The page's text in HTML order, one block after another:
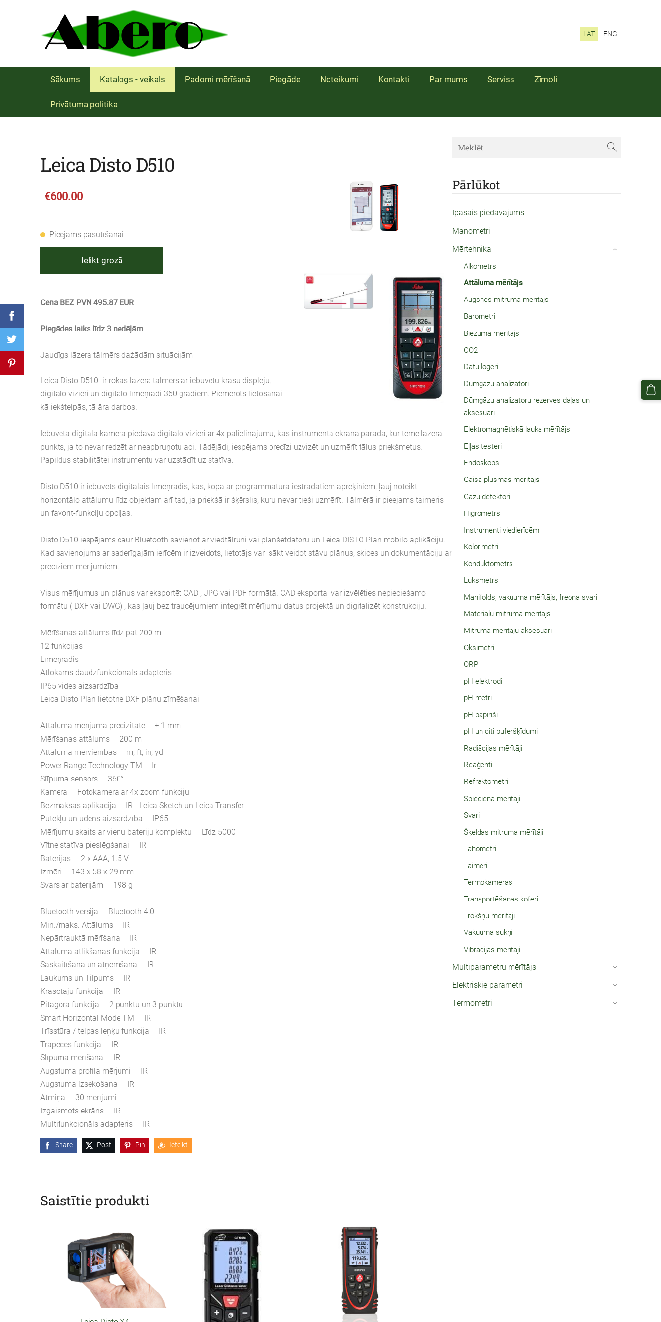
LAT ENG
Sākums Katalogs - veikals Padomi mērīšanā Piegāde Noteikumi Kontakti Par mums Serviss Zīmoli
Privātuma politika
Pārlūkot
Īpašais piedāvājums
Manometri
Mērtehnika
Alkometrs
Attāluma mērītājs
Augsnes mitruma mērītājs
Barometri
Biezuma mērītājs
CO2
Datu logeri
Dūmgāzu analizatori
Dūmgāzu analizatoru rezerves daļas un
aksesuāri
Elektromagnētiskā lauka mērītājs
Eļļas testeri
Endoskops
Gaisa plūsmas mērītājs
Gāzu detektori
Higrometrs
Instrumenti viedierīcēm
Kolorimetri
Konduktometrs
Luksmetrs
Manifolds, vakuuma mērītājs, freona svari
Materiālu mitruma mērītājs
Mitruma mērītāju aksesuāri
Oksimetri
ORP
pH elektrodi
pH metri
pH papīrīši
pH un citi buferšķīdumi
Radiācijas mērītāji
Reaģenti
Refraktometri
Spiediena mērītāji
Svari
Šķeldas mitruma mērītāji
Tahometri
Taimeri
Termokameras
Transportēšanas koferi
Trokšņu mērītāji
Vakuuma sūkņi
Vibrācijas mērītāji
›
Multiparametru mērītājs ›
Elektriskie parametri ›
Termometri ›
Leica Disto D510
€600.00
Pieejams pasūtīšanai
Ielikt grozā
Cena BEZ PVN 495.87 EUR
Piegādes laiks līdz 3 nedēļām
Jaudīgs lāzera tālmērs dažādām situācijām
Leica Disto D510 ir rokas lāzera tālmērs ar iebūvētu krāsu displeju,
digitālo vizieri un digitālo līmeņrādi 360 grādiem. Piemērots lietošanai
kā iekštelpās, tā āra darbos.
Iebūvētā digitālā kamera piedāvā digitālo vizieri ar 4x palielinājumu, kas instrumenta ekrānā parāda, kur tēmē lāzera
punkts, ja to nevar redzēt ar neapbruņotu aci. Tādējādi, iespējams precīzi uzvizēt un uzmērīt tālus priekšmetus.
Papildus stabilitātei instrumentu var uzstādīt uz statīva.
Disto D510 ir iebūvēts digitālais līmeņrādis, kas, kopā ar programmatūrā iestrādātiem aprēķiniem, ļauj noteikt
horizontālo attālumu līdz objektam arī tad, ja priekšā ir šķērslis, kuru nevar tieši uzmērīt. Tālmērā ir pieejams taimeris
un favorīt-funkciju opcijas.
Disto D510 iespējams caur Bluetooth savienot ar viedtālruni vai planšetdatoru un Leica DISTO Plan mobilo aplikāciju.
Kad savienojums ar saderīgajām ierīcēm ir izveidots, lietotājs var sākt veidot stāvu plānus, skices un dokumentāciju ar
precīziem mērījumiem.
Visus mērījumus un plānus var eksportēt CAD , JPG vai PDF formātā. CAD eksporta var izvēlēties nepieciešamo
formātu ( DXF vai DWG) , kas ļauj bez traucējumiem integrēt mērījumu datus projektā un digitalizēt konstrukciju.
Mērīšanas attālums līdz pat 200 m
12 funkcijas
Līmeņrādis
Atlokāms daudzfunkcionāls adapteris
IP65 vides aizsardzība
Leica Disto Plan lietotne DXF plānu zīmēšanai
Attāluma mērījuma precizitāte ± 1 mm
Mērīšanas attālums 200 m
Attāluma mērvienības m, ft, in, yd
Power Range Technology TM Ir
Slīpuma sensors 360°
Kamera Fotokamera ar 4x zoom funkciju
Bezmaksas aplikācija IR - Leica Sketch un Leica Transfer
Putekļu un ūdens aizsardzība IP65
Mērījumu skaits ar vienu bateriju komplektu Līdz 5000
Vītne statīva pieslēgšanai IR
Baterijas 2 x AAA, 1.5 V
Izmēri 143 x 58 x 29 mm
Svars ar baterijām 198 g
Bluetooth versija Bluetooth 4.0
Min./maks. Attālums IR
Nepārtrauktā mērīšana IR
Attāluma atlikšanas funkcija IR
Saskaitīšana un atņemšana IR
Laukums un Tilpums IR
Krāsotāju funkcija IR
Pitagora funkcija 2 punktu un 3 punktu
Smart Horizontal Mode TM IR
Trīsstūra / telpas leņķu funkcija IR
Trapeces funkcija IR
Slīpuma mērīšana IR
Augstuma profila mērjumi IR
Augstuma izsekošana IR
Atmiņa 30 mērījumi
Izgaismots ekrāns IR
Multifunkcionāls adapteris IR
Share Post Pin Ieteikt
Saistītie produkti